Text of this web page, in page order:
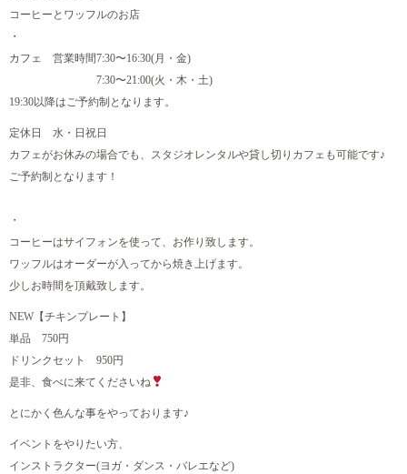
コーヒーとワッフルのお店
・
カフェ 営業時間7:30〜16:30(月・金)
7:30〜21:00(火・木・土)
19:30以降はご予約制となります。
定休日 水・日祝日
カフェがお休みの場合でも、スタジオレンタルや貸し切りカフェも可能です♪
ご予約制となります！
・
コーヒーはサイフォンを使って、お作り致します。
ワッフルはオーダーが入ってから焼き上げます。
少しお時間を頂戴致します。
NEW【チキンプレート】
単品 750円
ドリンクセット 950円
是非、食べに来てくださいね
とにかく色んな事をやっております♪
イベントをやりたい方、
インストラクター(ヨガ・ダンス・バレエなど)